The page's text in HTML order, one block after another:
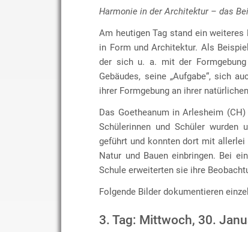
Harmonie in der Architektur – das
Am heutigen Tag stand ein
in Form und Architektur. Als
der sich u. a. mit der
Gebäudes, seine „Aufgabe“, sich
ihrer Formgebung an ihrer
Das Goetheanum in Arlesheim
Schülerinnen und Schüler wurden
geführt und konnten dort mit allerlei
Natur und Bauen einbringen. Bei
Schule erweiterten sie ihre
Folgende Bilder dokumentieren
3. Tag: Mittwoch, 30.